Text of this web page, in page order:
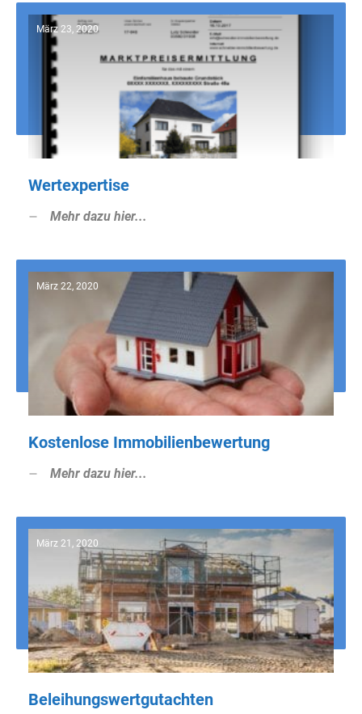
März 23, 2020
Wertexpertise
Mehr dazu hier...
März 22, 2020
Kostenlose Immobilienbewertung
Mehr dazu hier...
März 21, 2020
Beleihungswertgutachten